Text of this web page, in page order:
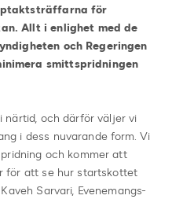
för
Allt i enlighet med de
och Regeringen
smittspridningen
och därför väljer vi
i dess nuvarande form. Vi
och kommer att
för att se hur startskottet
Sarvari, Evenemangs-